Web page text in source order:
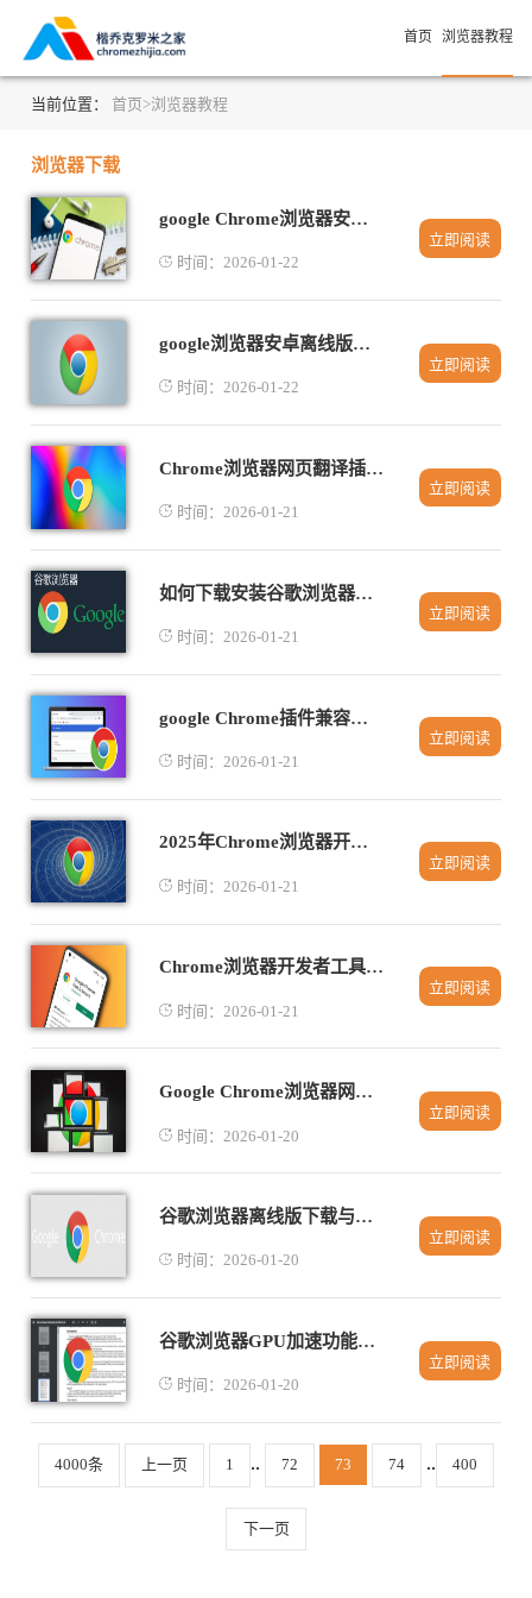
首页 浏览器教程
当前位置： 首页>浏览器教程
浏览器下载
google Chrome浏览器安装包下载异常处理步骤
时间：2026-01-22
立即阅读
google浏览器安卓离线版安装与功能设置方法
时间：2026-01-22
立即阅读
Chrome浏览器网页翻译插件安装使用及故障排查教程
时间：2026-01-21
立即阅读
如何下载安装谷歌浏览器绿色版及轻量级浏览体验
时间：2026-01-21
立即阅读
google Chrome插件兼容性测试方法
时间：2026-01-21
立即阅读
2025年Chrome浏览器开发者工具与插件调试
时间：2026-01-21
立即阅读
Chrome浏览器开发者工具操作误区有哪些注意事项
时间：2026-01-21
立即阅读
Google Chrome浏览器网页加载优化实操经验
时间：2026-01-20
立即阅读
谷歌浏览器离线版下载与插件设置教程
时间：2026-01-20
立即阅读
谷歌浏览器GPU加速功能开启及性能提升实测
时间：2026-01-20
立即阅读
4000条 上一页 1 .. 72 73 74 .. 400
下一页